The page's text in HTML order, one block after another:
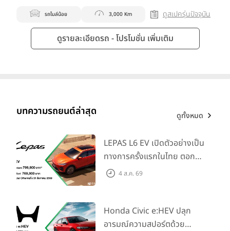
รถไมล์น้อย 3,000 Km ดูสเปครุ่นปัจจุบัน
ดูรายละเอียดรถ - โปรโมชั่น เพิ่มเติม
บทความรถยนต์ล่าสุด ดูทั้งหมด
LEPAS L6 EV เปิดตัวอย่างเป็น
ทางการครั้งแรกในไทย ตอกย้ำ
วิสัยทัศน์ “Drive Your
4 ส.ค. 69
Honda Civic e:HEV ปลุก
อารมณ์ความสปอร์ตด้วย